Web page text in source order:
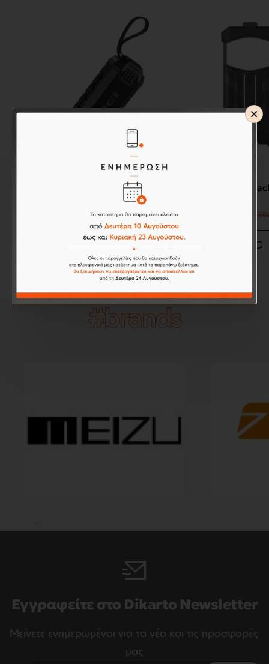
AWEI Y280 Portable Outdoor
Wireless Bluetooth Speaker BLACK
Ulefone
#brands
Εγγραφείτε στο Dikarto Newsletter
Μείνετε ενημερωμένοι για τα νέα και τις προσφορές
μας